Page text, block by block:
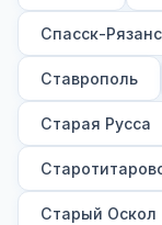
Спасск-
Ставрополь
Старая Русса
Старый Оскол